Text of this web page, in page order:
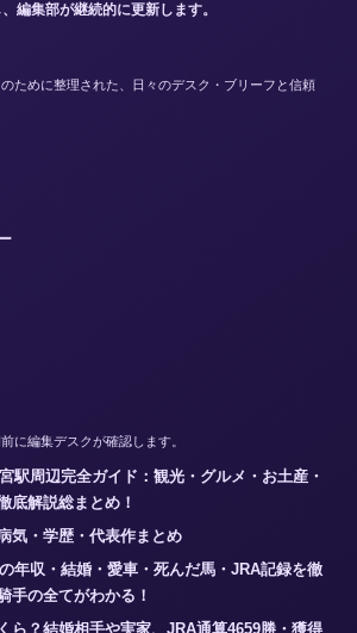
編集部が継続的に更新します。
ために整理された、日々のデスク・ブリーフと信頼
に編集デスクが確認します。
駅周辺完全ガイド：観光・グルメ・お土産・
底解説総まとめ！
気・学歴・代表作まとめ
の年収・結婚・愛車・死んだ馬・JRA記録を徹
手の全てがわかる！
ら？結婚相手や実家、JRA通算4659勝・獲得